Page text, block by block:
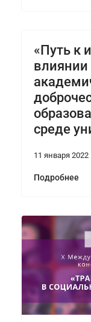
«Путь к
влиянии
среде
11 января 2022
Подробнее